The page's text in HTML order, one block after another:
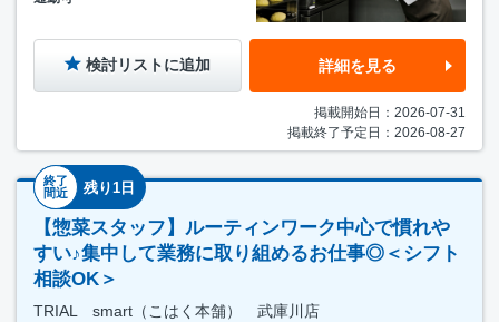
検討リストに追加 詳細を見る
掲載開始日：2026-07-31
掲載終了予定日：2026-08-27
終了
間近
残り1日
【惣菜スタッフ】ルーティンワーク中心で慣れや
すい♪集中して業務に取り組めるお仕事◎＜シフト
相談OK＞
TRIAL smart（こはく本舗） 武庫川店